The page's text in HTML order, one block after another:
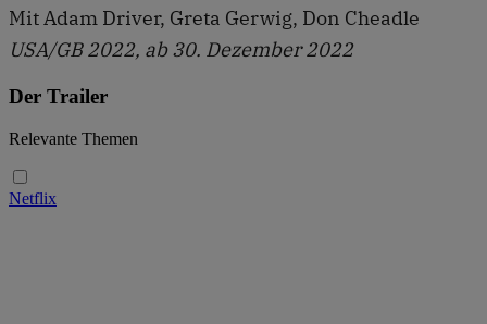
Mit Adam Driver, Greta Gerwig, Don Cheadle
USA/GB 2022, ab 30. Dezember 2022
Der Trailer
Relevante Themen
Netflix